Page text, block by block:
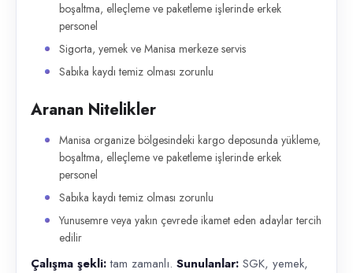
boşaltma, elleçleme ve paketleme işlerinde erkek
personel
Sigorta, yemek ve Manisa merkeze servis
Sabıka kaydı temiz olması zorunlu
Aranan Nitelikler
Manisa organize bölgesindeki kargo deposunda yükleme,
boşaltma, elleçleme ve paketleme işlerinde erkek
personel
Sabıka kaydı temiz olması zorunlu
Yunusemre veya yakın çevrede ikamet eden adaylar tercih
edilir
Çalışma şekli:tam zamanlı. Sunulanlar: SGK, yemek,